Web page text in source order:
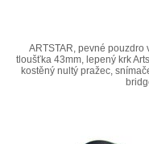
ARTSTAR, pevné pouzdro
tloušťka 43mm, lepený krk
kostěný nultý pražec,